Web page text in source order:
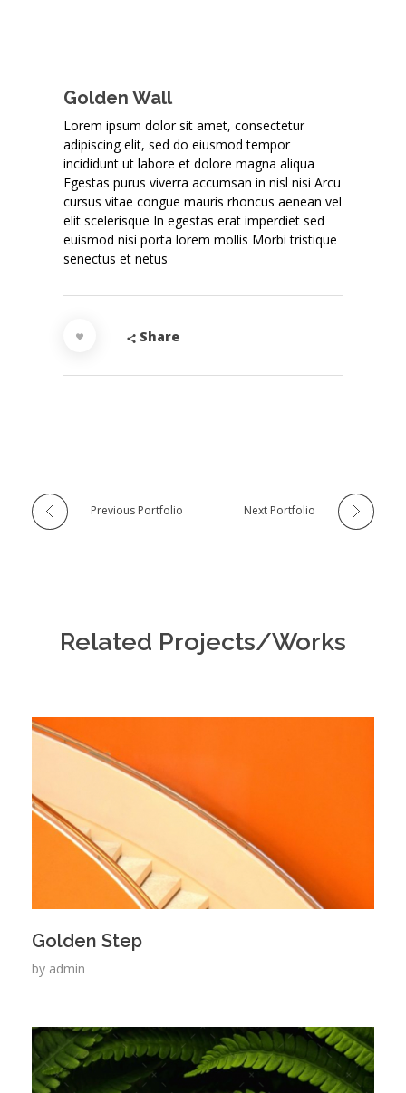
Golden Wall
Lorem ipsum dolor sit amet, consectetur
adipiscing elit, sed do eiusmod tempor
incididunt ut labore et dolore magna aliqua
Egestas purus viverra accumsan in nisl nisi Arcu
cursus vitae congue mauris rhoncus aenean vel
elit scelerisque In egestas erat imperdiet sed
euismod nisi porta lorem mollis Morbi tristique
senectus et netus
Share
Previous Portfolio Next Portfolio
Related Projects/Works
Golden Step
by admin